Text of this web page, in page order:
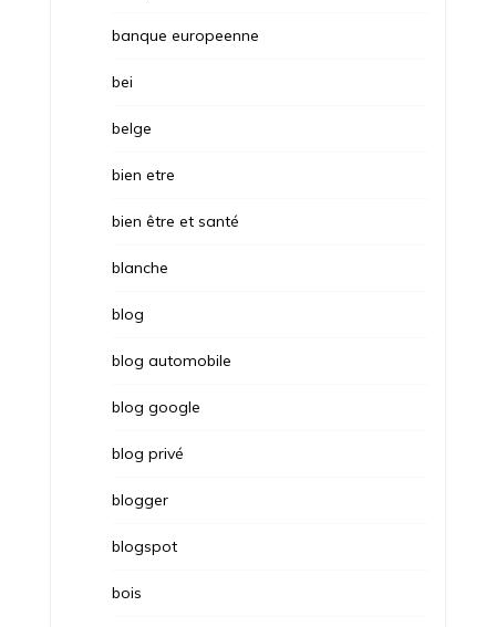
banque europeenne
bei
belge
bien etre
bien être et santé
blanche
blog
blog automobile
blog google
blog privé
blogger
blogspot
bois